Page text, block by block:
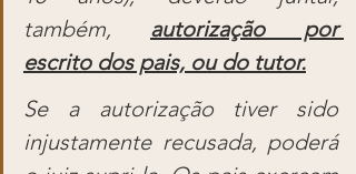
também, autorização por
escrito dos pais, ou do tutor.
Se a autorização tiver sido
injustamente recusada, poderá